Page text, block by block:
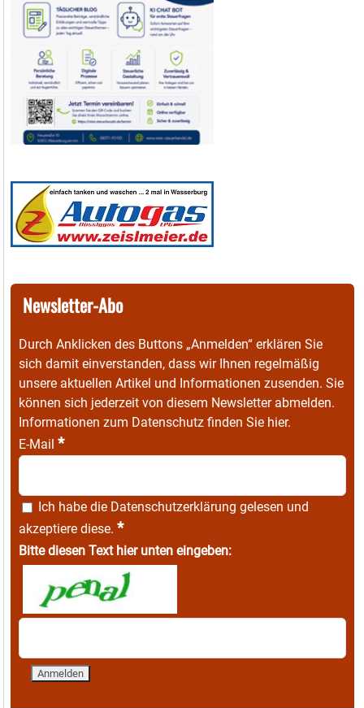
Newsletter-Abo
Durch Anklicken des Buttons „Anmelden“ erklären Sie
sich damit einverstanden, dass wir Ihnen regelmäßig
unsere aktuellen Artikel und Informationen zusenden. Sie
können sich jederzeit von diesem Newsletter abmelden.
Informationen zum Datenschutz finden Sie hier.
E-Mail *
Ich habe die Datenschutzerklärung gelesen und
akzeptiere diese. *
Bitte diesen Text hier unten eingeben: